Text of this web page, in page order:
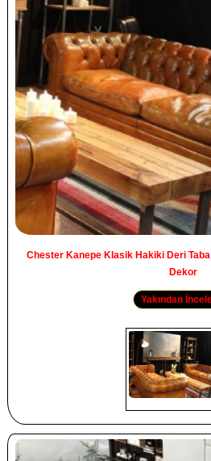
Chester Kanepe Klasik Hakiki Deri
Dekor
Yakından